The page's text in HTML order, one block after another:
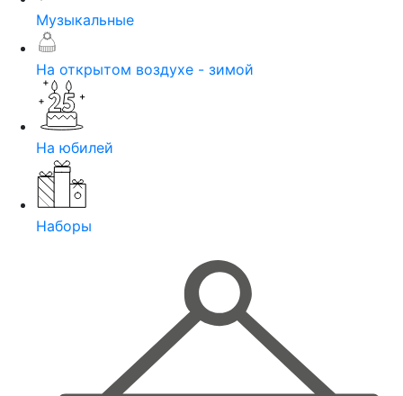
Музыкальные
На открытом воздухе - зимой
На юбилей
Наборы